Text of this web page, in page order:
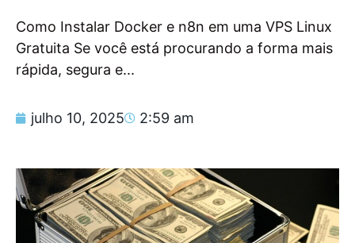
Como Instalar Docker e n8n em uma VPS Linux
Gratuita Se você está procurando a forma mais
rápida, segura e...
julho 10, 2025 2:59 am